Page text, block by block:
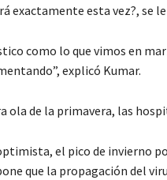
exactamente esta vez?, se
como lo que vimos en
explicó Kumar.
ola de la primavera, las
el pico de invierno
que la propagación del